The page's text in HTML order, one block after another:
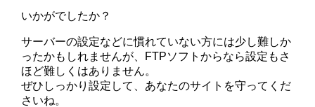
いかがでしたか？
サーバーの設定などに慣れていない方には少し難しか
ったかもしれませんが、FTPソフトからなら設定もさ
ほど難しくはありません。
ぜひしっかり設定して、あなたのサイトを守ってくだ
さいね。